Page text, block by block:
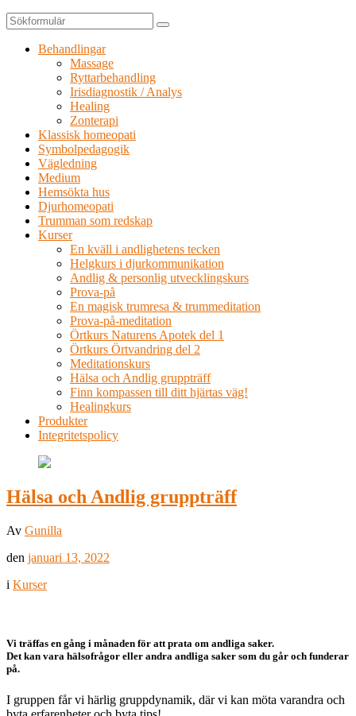
Sök
Behandlingar
Massage
Ryttarbehandling
Irisdiagnostik / Analys
Healing
Zonterapi
Klassisk homeopati
Symbolpedagogik
Vägledning
Medium
Hemsökta hus
Djurhomeopati
Trumman som redskap
Kurser
En kväll i andlighetens tecken
Helgkurs i djurkommunikation
Andlig & personlig utvecklingskurs
Prova-på
En magisk trumresa & trummeditation
Prova-på-meditation
Örtkurs Naturens Apotek del 1
Örtkurs Örtvandring del 2
Meditationskurs
Hälsa och Andlig gruppträff
Finn kompassen till ditt hjärtas väg!
Healingkurs
Produkter
Integritetspolicy
Hälsa och Andlig gruppträff
Av Gunilla
den januari 13, 2022
i Kurser
Vi träffas en gång i månaden för att prata om andliga saker.
Det kan vara hälsofrågor eller andra andliga saker som du går och funderar
på.
I gruppen får vi härlig gruppdynamik, där vi kan möta varandra och